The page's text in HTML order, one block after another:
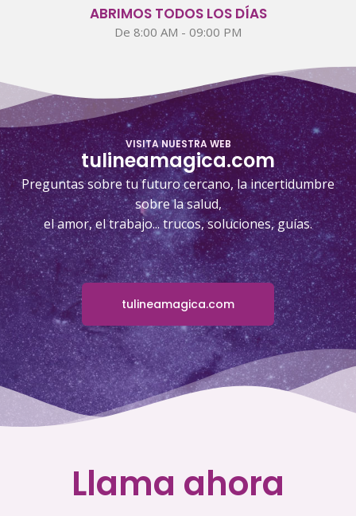
ABRIMOS TODOS LOS DÍAS
De 8:00 AM - 09:00 PM
VISITA NUESTRA WEB
tulineamagica.com
Preguntas sobre tu futuro cercano, la incertidumbre
sobre la salud,
el amor, el trabajo... trucos, soluciones, guías.
tulineamagica.com
Llama ahora